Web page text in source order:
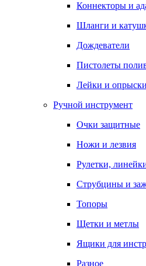
Коннекторы и
Шланги и
Дождеватели
Пистолеты
Лейки и
Ручной инструмент
Очки защитные
Ножи и лезвия
Рулетки,
Струбцины и
Топоры
Щетки и метлы
Ящики для
Разное